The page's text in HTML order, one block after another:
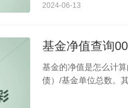
2024-06-13
基金净值查询
基金的净值是怎么计
债）/基金单位总数。